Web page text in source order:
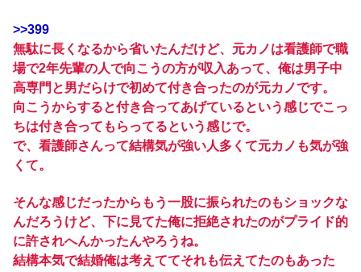
>>399
無駄に長くなるから省いたんだけど、元カノは看護師で職
場で2年先輩の人で向こうの方が収入あって、俺は男子中
高専門と男だらけで初めて付き合ったのが元カノです。
向こうからすると付き合ってあげているという感じでこっ
ちは付き合ってもらってるという感じで。
で、看護師さんって結構気が強い人多くて元カノも気が強
くて。
そんな感じだったからもう一股に振られたのもショックな
んだろうけど、下に見てた俺に拒絶されたのがプライド的
に許されへんかったんやろうね。
結構本気で結婚俺は考えててそれも伝えてたのもあった